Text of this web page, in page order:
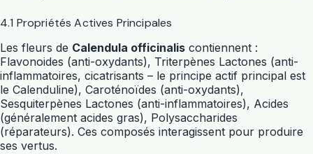
4.1 Propriétés Actives Principales
Les fleurs de Calendula officinalis contiennent :
Flavonoides (anti-oxydants), Triterpènes Lactones (anti-
inflammatoires, cicatrisants – le principe actif principal est
le Calenduline), Caroténoïdes (anti-oxydants),
Sesquiterpènes Lactones (anti-inflammatoires), Acides
(généralement acides gras), Polysaccharides
(réparateurs). Ces composés interagissent pour produire
ses vertus.